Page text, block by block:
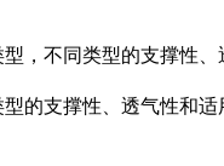
，不同类型的支撑性
的支撑性、透气性和适